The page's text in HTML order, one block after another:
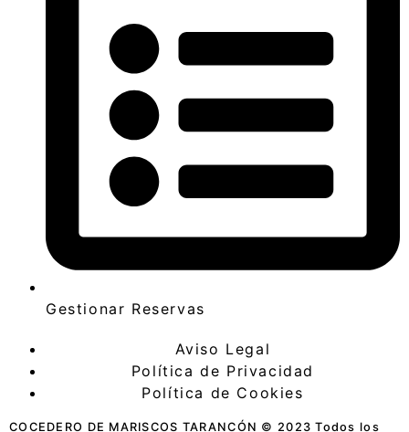
Gestionar Reservas
Aviso Legal
Política de Privacidad
Política de Cookies
COCEDERO DE MARISCOS TARANCÓN © 2023 Todos los